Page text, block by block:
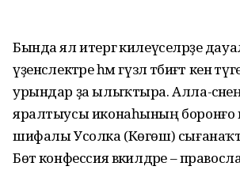
Бында ял итергә килеүселәрҙе
үҙенсәлектәре һәм гүзәл тәбиғәт кенә
урындар ҙа ылыҡ­тыра. Алла-
яралтыусы иконаһының боронғо
шифалы Усолка (Көгөш)
Бөтә конфессия вәкил­дәре –